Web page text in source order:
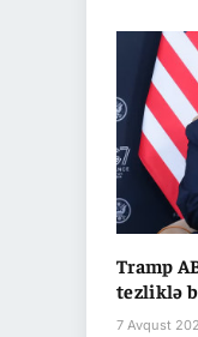
Tramp
tezliklə
7 Avqust